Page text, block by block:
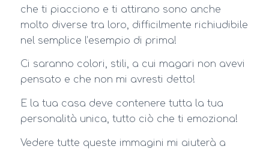
che ti piacciono e ti attirano sono anche
molto diverse tra loro, difficilmente richiudibile
nel semplice l’esempio di prima!
Ci saranno colori, stili, a cui magari non avevi
pensato e che non mi avresti detto!
E la tua casa deve contenere tutta la tua
personalità unica, tutto ciò che ti emoziona!
Vedere tutte queste immagini mi aiuterà a